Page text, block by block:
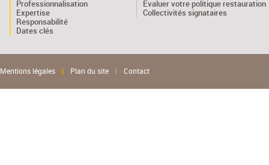
Professionnalisation
Expertise
Responsabilité
Dates clés
Evaluer votre politique restauration
Collectivités signataires
Mentions légales | Plan du site | Contact